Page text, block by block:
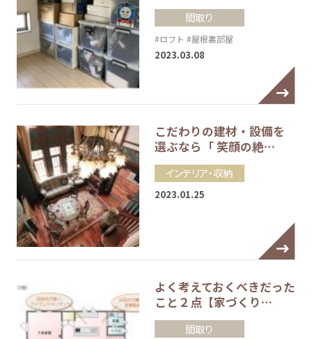
間取り
#ロフト #屋根裏部屋
2023.03.08
こだわりの建材・設備を
選ぶなら「 笑顔の絶…
インテリア・収納
2023.01.25
よく考えておくべきだった
こと２点【家づくり…
間取り